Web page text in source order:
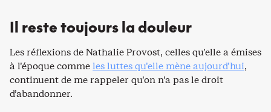
Il reste toujours la douleur
Les réflexions de Nathalie Provost, celles qu’elle a émises
à l’époque commeles luttes qu’elle mène aujourd’hui,
continuent de me rappeler qu’on n’a pas le droit
d’abandonner.